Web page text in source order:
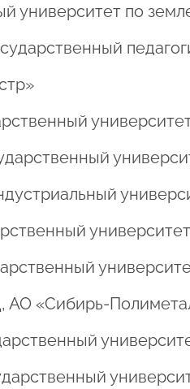
университет по
АО «Сибирь-